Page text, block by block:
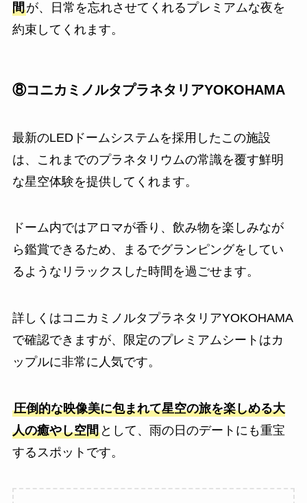
間が、日常を忘れさせてくれるプレミアムな夜を
約束してくれます。
⑧コニカミノルタプラネタリアYOKOHAMA
最新のLEDドームシステムを採用したこの施設
は、これまでのプラネタリウムの常識を覆す鮮明
な星空体験を提供してくれます。
ドーム内ではアロマが香り、飲み物を楽しみなが
ら鑑賞できるため、まるでグランピングをしてい
るようなリラックスした時間を過ごせます。
詳しくはコニカミノルタプラネタリアYOKOHAMA
で確認できますが、限定のプレミアムシートはカ
ップルに非常に人気です。
圧倒的な映像美に包まれて星空の旅を楽しめる大
人の癒やし空間として、雨の日のデートにも重宝
するスポットです。